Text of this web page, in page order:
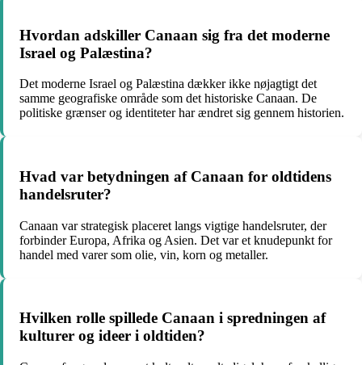
Hvordan adskiller Canaan sig fra det moderne
Israel og Palæstina?
Det moderne Israel og Palæstina dækker ikke nøjagtigt det
samme geografiske område som det historiske Canaan. De
politiske grænser og identiteter har ændret sig gennem historien.
Hvad var betydningen af ​​Canaan for oldtidens
handelsruter?
Canaan var strategisk placeret langs vigtige handelsruter, der
forbinder Europa, Afrika og Asien. Det var et knudepunkt for
handel med varer som olie, vin, korn og metaller.
Hvilken rolle spillede Canaan i spredningen af
kulturer og ideer i oldtiden?